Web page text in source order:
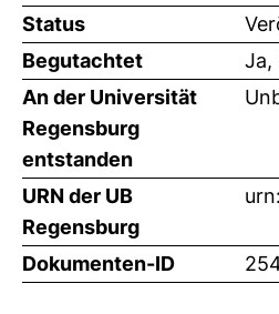
Status
Begutachtet
Ja,
An der Universität
Regensburg
entstanden
URN der UB
Regensburg
Dokumenten-ID